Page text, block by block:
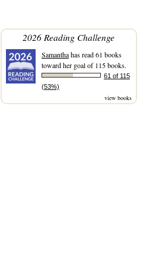
2026 Reading Challenge
Samanthahas read 61 books
toward her goal of 115 books.
61 of 115
(53%)
view books